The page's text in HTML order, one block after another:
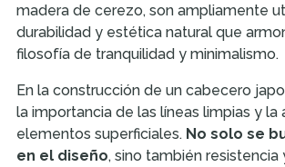
madera de cerezo, son ampliamente
durabilidad y estética natural que
filosofía de tranquilidad y minimalismo.
En la construcción de un cabecero
la importancia de las líneas limpias y la
elementos superficiales. No solo se
en el diseño, sino también resistencia